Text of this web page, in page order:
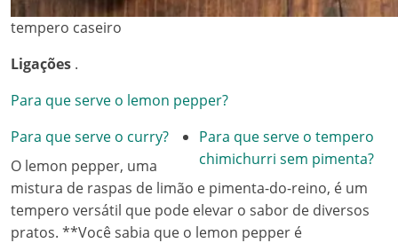
tempero caseiro
Ligações .
Para que serve o lemon pepper?
Para que serve o curry?
Para que serve o tempero
chimichurri sem pimenta?
O lemon pepper, uma
mistura de raspas de limão e pimenta-do-reino, é um
tempero versátil que pode elevar o sabor de diversos
pratos. **Você sabia que o lemon pepper é